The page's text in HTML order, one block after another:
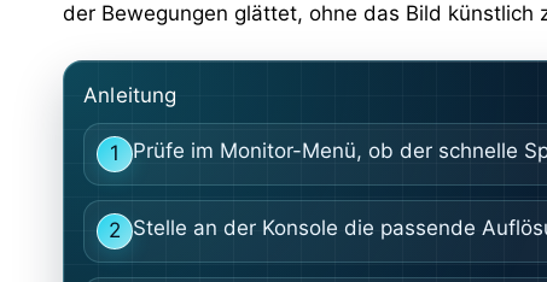
der Bewegungen glättet, ohne das Bild künstlich
Anleitung
1 Prüfe im Monitor-Menü, ob der schnelle
2 Stelle an der Konsole die passende